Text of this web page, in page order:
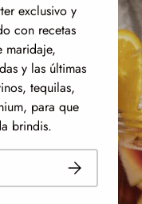
exclusivo y
con recetas
maridaje,
y las últimas
tequilas,
para que
brindis.
Suscribirse